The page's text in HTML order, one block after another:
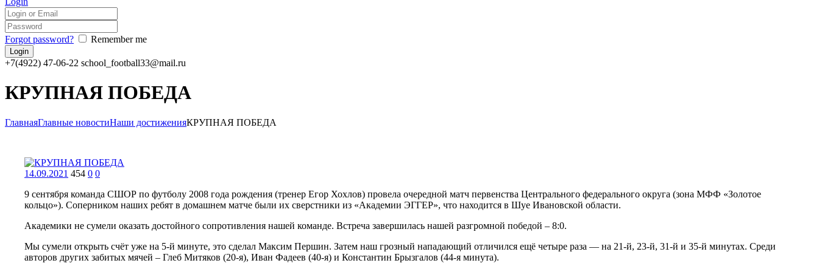
Forgot password? Remember me
+7(4922) 47-06-22 school_football33@mail.ru
КРУПНАЯ ПОБЕДА
ГлавнаяГлавные новостиНаши достиженияКРУПНАЯ ПОБЕДА
14.09.2021 454 0 0
9 сентября команда СШОР по футболу 2008 года рождения (тренер Егор Хохлов) провела очередной матч первенства Центрального федерального округа (зона МФФ «Золотое
кольцо»). Соперником наших ребят в домашнем матче были их сверстники из «Академии ЭГГЕР», что находится в Шуе Ивановской области.
Академики не сумели оказать достойного сопротивления нашей команде. Встреча завершилась нашей разгромной победой – 8:0.
Мы сумели открыть счёт уже на 5-й минуте, это сделал Максим Першин. Затем наш грозный нападающий отличился ещё четыре раза — на 21-й, 23-й, 31-й и 35-й минутах. Среди
авторов других забитых мячей – Глеб Митяков (20-я), Иван Фадеев (40-я) и Константин Брызгалов (44-я минута).